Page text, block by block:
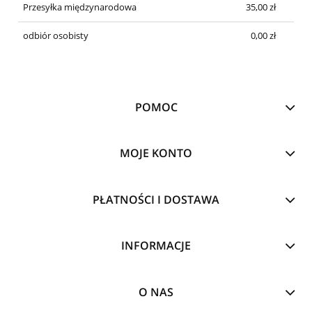
Przesyłka międzynarodowa 35,00 zł
odbiór osobisty 0,00 zł
POMOC
MOJE KONTO
PŁATNOŚCI I DOSTAWA
INFORMACJE
O NAS